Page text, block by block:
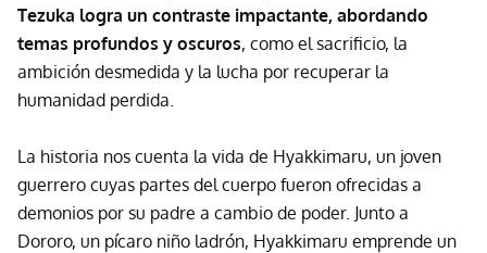
Tezuka logra un contraste impactante, abordando
temas profundos y oscuros, como el sacrificio, la
ambición desmedida y la lucha por recuperar la
humanidad perdida.
La historia nos cuenta la vida de Hyakkimaru, un joven
guerrero cuyas partes del cuerpo fueron ofrecidas a
demonios por su padre a cambio de poder. Junto a
Dororo, un pícaro niño ladrón, Hyakkimaru emprende un